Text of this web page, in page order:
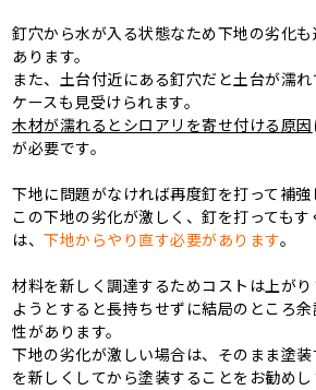
釘穴から水が入る状態なため下地の劣化も
あります。
また、土台付近にある釘穴だと土台が濡
ケースも見受けられます。
木材が濡れるとシロアリを寄せ付ける原因
が必要です。
下地に問題がなければ再度釘を打って補強
この下地の劣化が激しく、釘を打っても
は、下地からやり直す必要があります。
材料を新しく調達するためコストは上が
ようとすると長持ちせずに結局のところ
性があります。
下地の劣化が激しい場合は、そのまま塗
を新しくしてから塗装することをお勧めし